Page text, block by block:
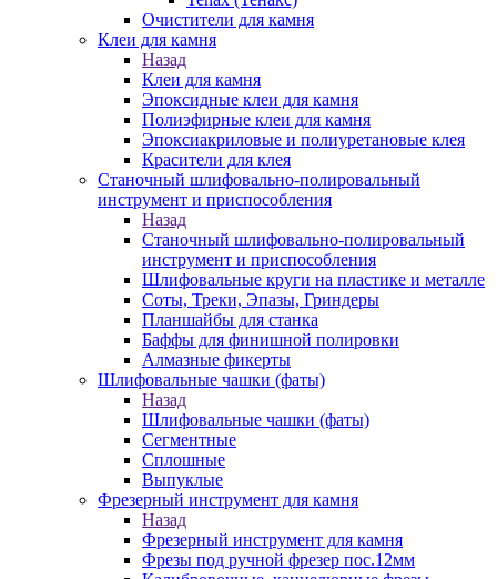
Очистители для камня
Клеи для камня
Назад
Клеи для камня
Эпоксидные клеи для камня
Полиэфирные клеи для камня
Эпоксиакриловые и полиуретановые клея
Красители для клея
Станочный шлифовально-полировальный
инструмент и приспособления
Назад
Станочный шлифовально-полировальный
инструмент и приспособления
Шлифовальные круги на пластике и металле
Соты, Треки, Эпазы, Гриндеры
Планшайбы для станка
Баффы для финишной полировки
Алмазные фикерты
Шлифовальные чашки (фаты)
Назад
Шлифовальные чашки (фаты)
Сегментные
Сплошные
Выпуклые
Фрезерный инструмент для камня
Назад
Фрезерный инструмент для камня
Фрезы под ручной фрезер пос.12мм